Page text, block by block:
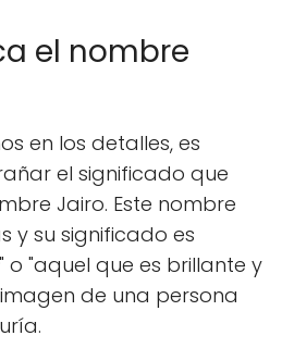
el nombre
en los detalles, es
el significado que
Jairo. Este nombre
y su significado es
" o "aquel que es brillante y
de una persona